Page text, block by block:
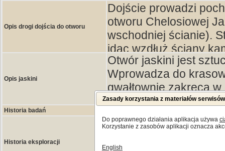
Opis drogi dojścia do otworu
Dojście prowadzi
otworu Chelosiowej
wschodniej ścianie).
idąc wzdłuż ściany
niewielkiego drzewka
łatwej wspinaczki,
po uzyskaniu
Kielcach.
Opis jaskini
Otwór jaskini jest
Wprowadza do
gwałtownie zakręca
0,7 m) lecz nieco
długości po prawej
bocznego kanału.
osadem gliniastym
Historia badań
Historia eksploracji
Otwór jaskini został
Zasady korzystania z materiałów
Do poprawnego działania aplikacja używa
Korzystanie z zasobów aplikacji oznacza
English